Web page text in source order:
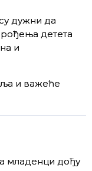
дужни да
детета
и
и важеће
младенци дођу